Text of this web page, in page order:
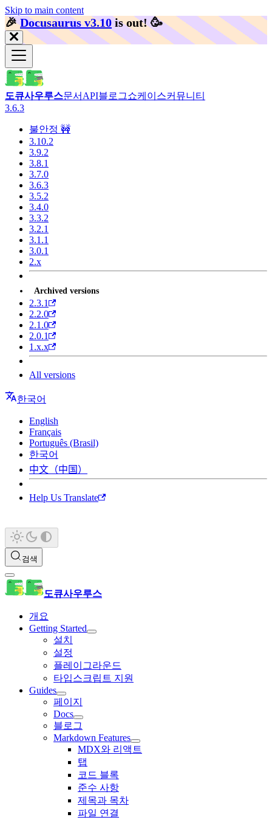
Skip to main content
🎉️Docusaurus v3.10 is out! 🥳️
도큐사우루스문서 API블로그쇼케이스커뮤니티
3.6.3
불안정 🚧
3.10.2
3.9.2
3.8.1
3.7.0
3.6.3
3.5.2
3.4.0
3.3.2
3.2.1
3.1.1
3.0.1
2.x
Archived versions
2.3.1
2.2.0
2.1.0
2.0.1
1.x.x
All versions
한국어
English
Français
Português (Brasil)
한국어
中文（中国）
Help Us Translate
검색
도큐사우루스
개요
Getting Started
설치
설정
플레이그라운드
타입스크립트 지원
Guides
페이지
Docs
블로그
Markdown Features
MDX와 리액트
탭
코드 블록
준수 사항
제목과 목차
파일 연결